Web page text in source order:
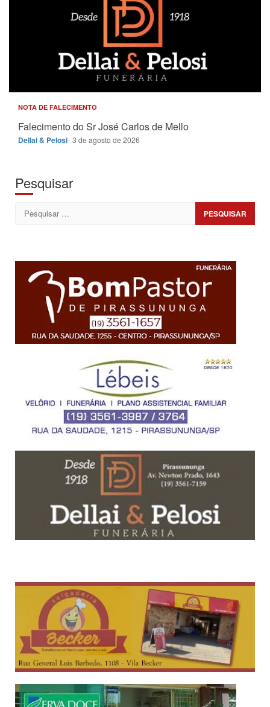
NOTA DE FALECIMENTO
Falecimento do Sr José Carlos de Mello
Dellai & Pelosi 3 de agosto de 2026
Pesquisar
Pesquisar